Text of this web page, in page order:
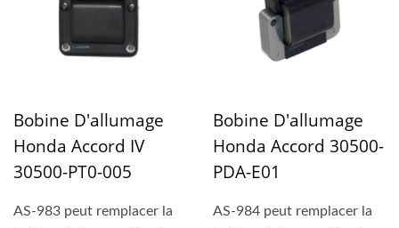
Bobine D'allumage
Honda Accord IV
30500-PT0-005
AS-983 peut remplacer la
Bobine D'allumage
Honda Accord 30500-
PDA-E01
AS-984 peut remplacer la